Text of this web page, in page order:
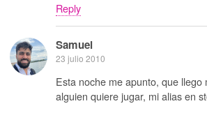
Reply
Samuel
23 julio 2010
Esta noche me apunto, que llego
alguien quiere jugar, mi alias en